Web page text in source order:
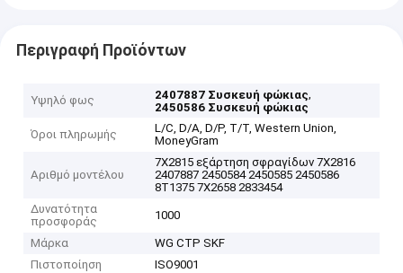
Περιγραφή Προϊόντων
Υψηλό φως 2407887 Συσκευή φώκιας,
2450586 Συσκευή φώκιας
Όροι πληρωμής
L/C, D/A, D/P, T/T, Western Union,
MoneyGram
Αριθμό μοντέλου
7X2815 εξάρτηση σφραγίδων 7X2816
2407887 2450584 2450585 2450586
8T1375 7X2658 2833454
Δυνατότητα
προσφοράς
1000
Μάρκα
WG CTP SKF
Πιστοποίηση
ISO9001